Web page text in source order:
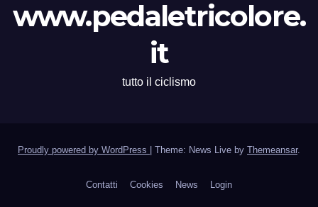
www.pedaletricolore.
it
tutto il ciclismo
Proudly powered by WordPress Theme: News Live by Themeansar.
Contatti Cookies News Login